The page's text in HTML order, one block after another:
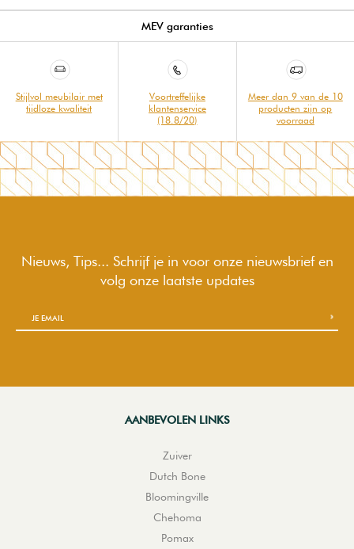
MEV garanties
Stijlvol meubilair met
tijdloze kwaliteit
Voortreffelijke
klantenservice
(18.8/20)
Meer dan 9 van de 10
producten zijn op
voorraad
Nieuws, Tips... Schrijf je in voor onze nieuwsbrief en
volg onze laatste updates
AANBEVOLEN LINKS
Zuiver
Dutch Bone
Bloomingville
Chehoma
Pomax